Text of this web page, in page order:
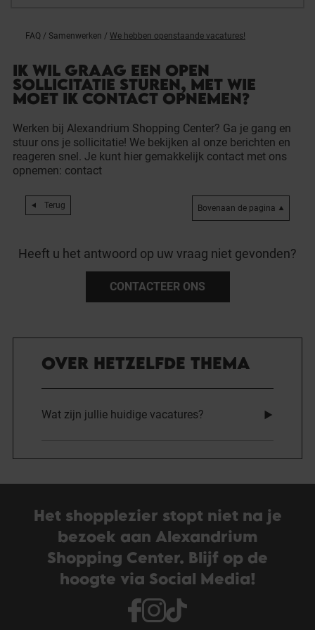
FAQ / Samenwerken / We hebben openstaande vacatures!
IK WIL GRAAG EEN OPEN
SOLLICITATIE STUREN, MET WIE
MOET IK CONTACT OPNEMEN?
Werken bij Alexandrium Shopping Center? Ga je gang en
stuur ons je sollicitatie! We bekijken al onze berichten en
reageren snel. Je kunt hier gemakkelijk contact met ons
opnemen: contact
Terug Bovenaan de pagina
Heeft u het antwoord op uw vraag niet gevonden?
CONTACTEER ONS
OVER HETZELFDE THEMA
Wat zijn jullie huidige vacatures?
Het shopplezier stopt niet na je
bezoek aan Alexandrium
Shopping Center. Blijf op de
hoogte via Social Media!